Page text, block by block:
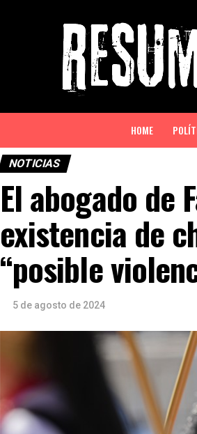
HOME
NOTICIAS
El abogado de
existencia de
“posible
5 de agosto de 2024